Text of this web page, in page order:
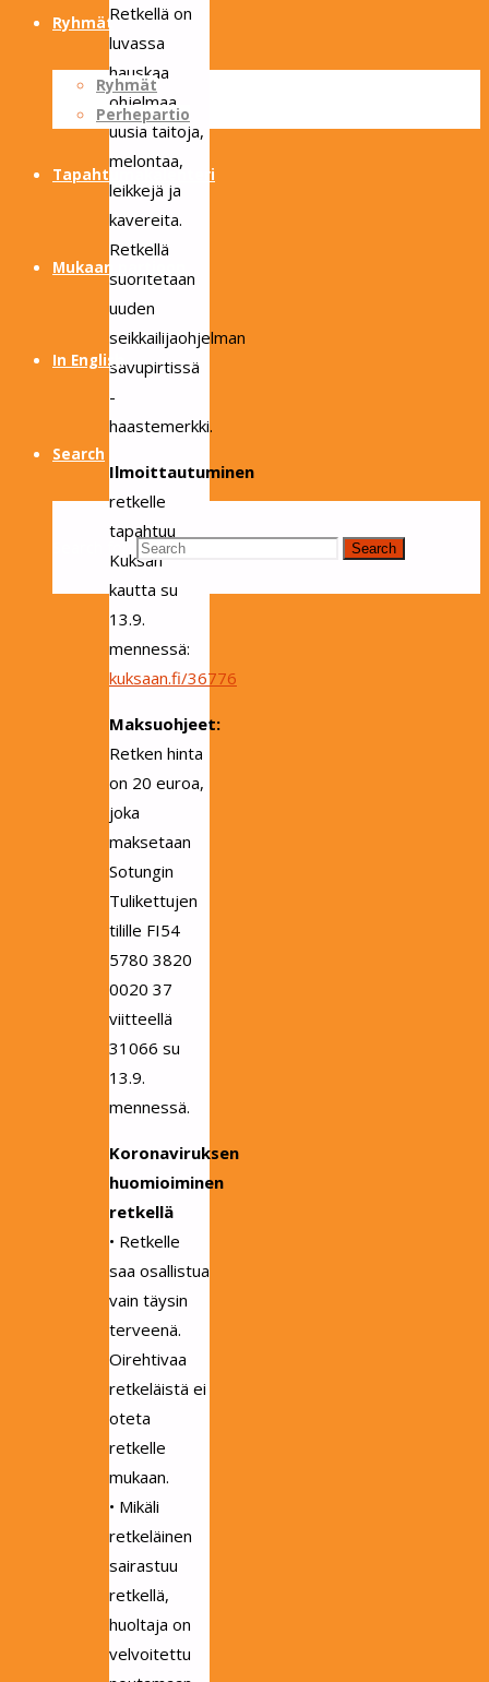
Ryhmät
Ryhmät
Perhepartio
Tapahtumakalenteri
Mukaan partioon
In English
Search
Search for: Search
Retkellä on
luvassa
hauskaa
ohjelmaa,
uusia taitoja,
melontaa,
leikkejä ja
kavereita.
Retkellä
suoritetaan
uuden
seikkailijaohjelman
savupirtissä
-
haastemerkki.
Ilmoittautuminen
retkelle
tapahtuu
Kuksan
kautta su
13.9.
mennessä:
kuksaan.fi/36776
Maksuohjeet:
Retken hinta
on 20 euroa,
joka
maksetaan
Sotungin
Tulikettujen
tilille FI54
5780 3820
0020 37
viitteellä
31066 su
13.9.
mennessä.
Koronaviruksen
huomioiminen
retkellä
• Retkelle
saa osallistua
vain täysin
terveenä.
Oirehtivaa
retkeläistä ei
oteta
retkelle
mukaan.
• Mikäli
retkeläinen
sairastuu
retkellä,
huoltaja on
velvoitettu